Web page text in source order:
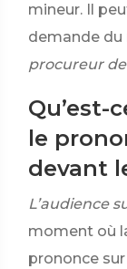
mineur. Il
demande du
procureur
Qu’est-
le
devant
L’audience
moment où
prononce